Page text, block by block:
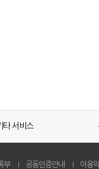
타 서비스
부 공동인증안내 이용